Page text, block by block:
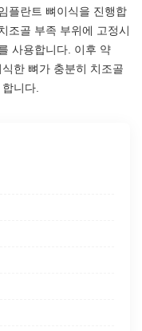
플란트 뼈이식을 진행합
조골 부족 부위에 고정시
사용합니다. 이후 약
한 뼈가 충분히 치조골
니다.